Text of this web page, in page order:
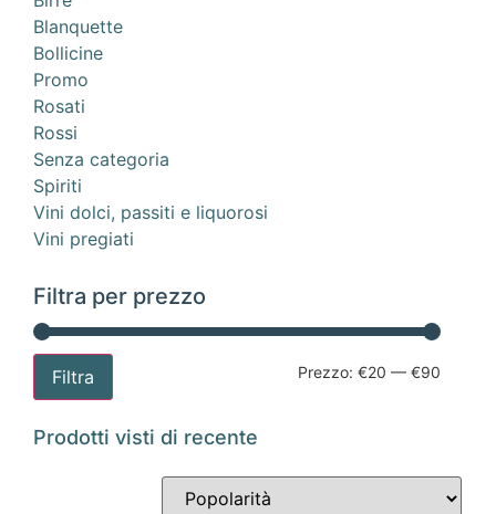
Blanquette
Bollicine
Promo
Rosati
Rossi
Senza categoria
Spiriti
Vini dolci, passiti e liquorosi
Vini pregiati
Filtra per prezzo
Filtra Prezzo: €20 — €90
Prodotti visti di recente